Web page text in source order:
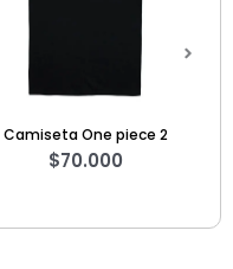
One piece 2
70.000